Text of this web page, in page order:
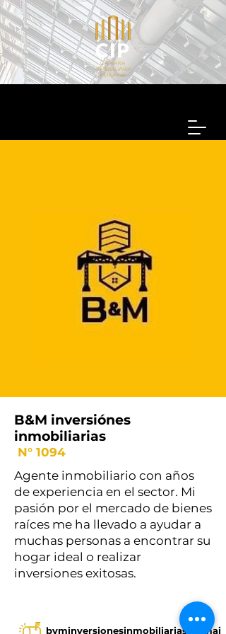
B&M inversiónes
inmobiliarias
N° 1094
Agente inmobiliario con años
de experiencia en el sector. Mi
pasión por el mercado de bienes
raíces me ha llevado a ayudar a
muchas personas a encontrar su
hogar ideal o realizar
inversiones exitosas.
byminversionesinmobiliarias@gmai